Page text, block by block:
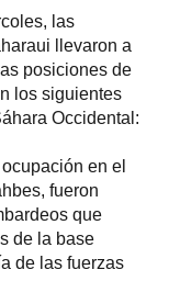
las
llevaron a
posiciones de
los siguientes
Occidental:
en el
fueron
que
de la base
de las fuerzas